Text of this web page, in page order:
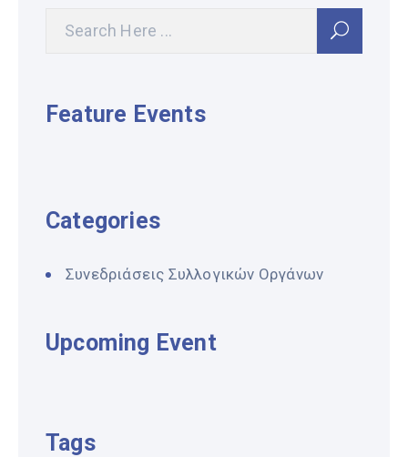
Feature Events
Categories
Συνεδριάσεις Συλλογικών Οργάνων
Upcoming Event
Tags